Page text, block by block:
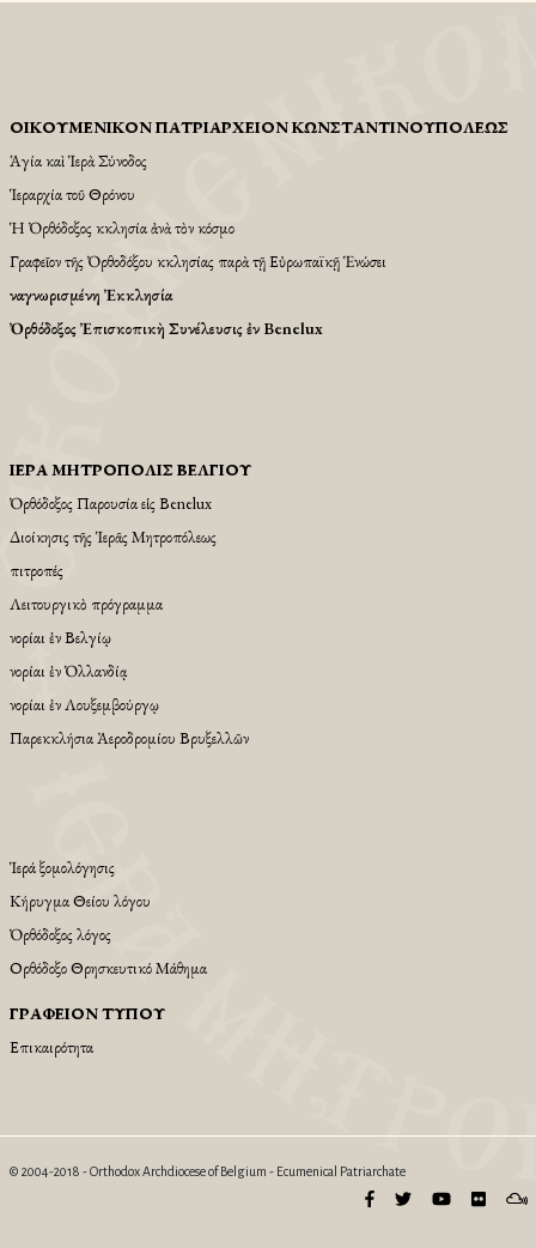
ΟἸΚΟΥΜΕΝΙΚῸΝ ΠΑΤΡΙΑΡΧΕΙ͂ΟΝ ΚΩΝΣΤΑΝΤΙΝΟΥΠΌΛΕΩΣ
Ἁγία καὶ Ἱερὰ Σύνοδος
Ἱεραρχία τοῦ Θρόνου
Ἡ Ὀρθόδοξος Ἐκκλησία ἀνὰ τὸν κόσμο
Γραφεῖον τῆς Ὀρθοδόξου Ἐκκλησίας παρὰ τῇ Εὐρωπαϊκῇ Ἑνώσει
Ἀναγνωρισμένη Ἐκκλησία
Ὀρθόδοξος Ἐπισκοπικὴ Συνέλευσις ἐν Benelux
ἹΕΡΆ ΜΗΤΡΌΠΟΛΙΣ ΒΕΛΓΊΟΥ
Ὀρθόδοξος Παρουσία εἱς Βenelux
Διοίκησις τῆς Ἱερᾶς Μητροπόλεως
Ἐπιτροπές
Λειτουργικὸ πρόγραμμα
Ἐνορίαι ἐν Βελγίῳ
Ἐνορίαι ἐν Ὁλλανδίᾳ
Ἐνορίαι ἐν Λουξεμβούργῳ
Παρεκκλήσια Ἀεροδρομίου Βρυξελλῶν
Ἱερά Ἐξομολόγησις
Κήρυγμα Θείου λόγου
Ὀρθόδοξος λόγος
Ορθόδοξο Θρησκευτικό Μάθημα
ΓΡΑΦΕΊΟΝ ΤΎΠΟΥ
Επικαιρότητα
© 2004-2018 - Orthodox Archdiocese of Belgium - Ecumenical Patriarchate